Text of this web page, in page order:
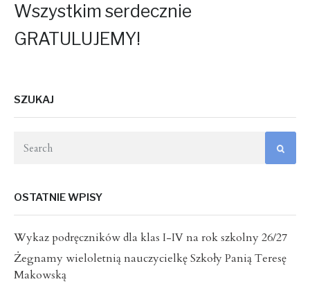
Wszystkim serdecznie
GRATULUJEMY!
SZUKAJ
OSTATNIE WPISY
Wykaz podręczników dla klas I-IV na rok szkolny 26/27
Żegnamy wieloletnią nauczycielkę Szkoły Panią Teresę
Makowską